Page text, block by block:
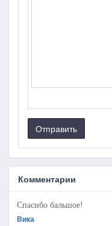
Отправить
Комментарии
Спасибо бальшое!
Вика